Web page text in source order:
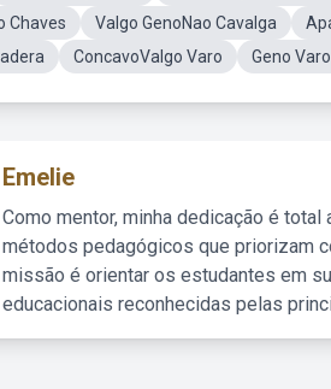
Chaves
Valgo GenoNao Cavalga
ConcavoValgo Varo Geno
Emelie
Como mentor, minha dedicação é
métodos pedagógicos que priorizam
missão é orientar os estudantes em
educacionais reconhecidas pelas